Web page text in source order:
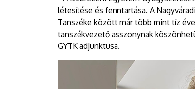
létesítése és fenntartása. A
Tanszéke között már több mint tíz
tanszékvezető asszonynak
GYTK adjunktusa.